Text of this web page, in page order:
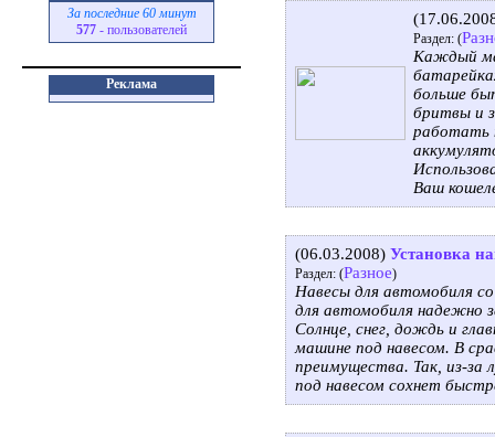
За последние 60 минут
577 - пользователей
Реклама
Раздел: (
Каждый
больше
бритвы и
работать
Ваш
(06.03.2008) Установка
Раздел: (Разное)
Навесы для автомобиля
для автомобиля надежно
Солнце, снег, дождь и
машине под навесом. В
преимущества. Так, из-за
под навесом сохнет